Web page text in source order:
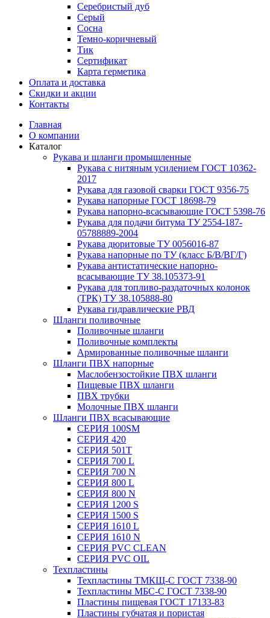
Серебристый дуб
Серый
Сосна
Темно-коричневый
Тик
Сертификат
Карта герметика
Оплата и доставка
Cкидки и акции
Контакты
Главная
О компании
Каталог
Рукава и шланги промышленные
Рукава с нитяным усилением ГОСТ 10362-
2017
Рукава для газовой сварки ГОСТ 9356-75
Рукава напорные ГОСТ 18698-79
Рукава нaпорно-всасывающие ГОСТ 5398-76
Рукава для подачи битума ТУ 2554-187-
05788889-2004
Рукава дюритовые ТУ 0056016-87
Рукава напорные по ТУ (класс Б/В/ВГ/Г)
Рукава антистатические напорно-
всасывающие ТУ 38.105373-91
Рукава для топливо-раздаточных колонок
(ТРК) ТУ 38.105888-80
Рукава гидравлические РВД
Шланги поливочные
Поливочные шланги
Поливочные комплекты
Армированные поливочные шланги
Шланги ПВХ напорные
Маслобензостойкие ПВХ шланги
Пищевые ПВХ шланги
ПВХ трубки
Молочные ПВХ шланги
Шланги ПВХ всасывающие
СЕРИЯ 100SM
СЕРИЯ 420
СЕРИЯ 501T
СЕРИЯ 700 L
СЕРИЯ 700 N
СЕРИЯ 800 L
СЕРИЯ 800 N
СЕРИЯ 1200 S
СЕРИЯ 1500 S
СЕРИЯ 1610 L
СЕРИЯ 1610 N
СЕРИЯ PVC CLEAN
СЕРИЯ PVC OIL
Техпластины
Техпластины ТМКЩ-С ГОСТ 7338-90
Техпластины МБС-С ГОСТ 7338-90
Пластины пищевая ГОСТ 17133-83
Пластины губчатая и пористая